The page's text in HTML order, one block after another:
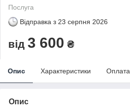
Послуга
Відправка з 23 серпня 2026
від 3 600 ₴
Опис Характеристики Оплата
Опис